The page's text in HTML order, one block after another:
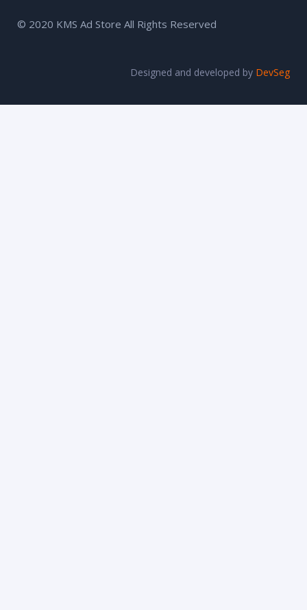
© 2020 KMS Ad Store All Rights Reserved
Designed and developed by DevSeg